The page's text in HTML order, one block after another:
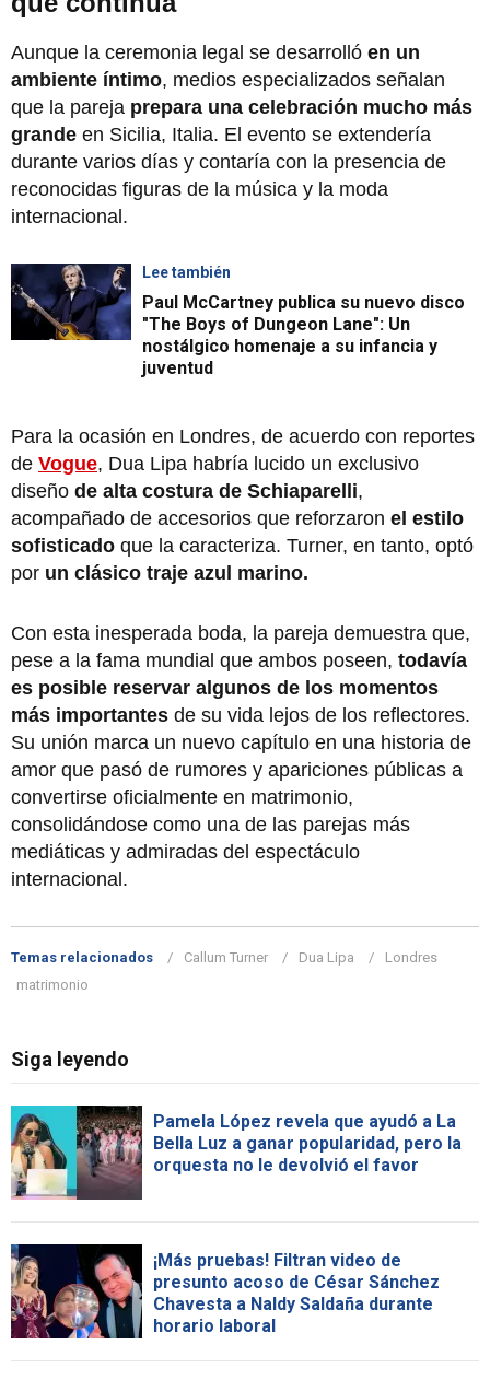
Aunque la ceremonia legal se desarrolló en un
ambiente íntimo, medios especializados señalan
que la pareja prepara una celebración mucho más
grande en Sicilia, Italia. El evento se extendería
durante varios días y contaría con la presencia de
reconocidas figuras de la música y la moda
internacional.
Lee también
Paul McCartney publica su nuevo disco
"The Boys of Dungeon Lane": Un
nostálgico homenaje a su infancia y
juventud
Para la ocasión en Londres, de acuerdo con reportes
de Vogue, Dua Lipa habría lucido un exclusivo
diseño de alta costura de Schiaparelli,
acompañado de accesorios que reforzaron el estilo
sofisticado que la caracteriza. Turner, en tanto, optó
por un clásico traje azul marino.
Con esta inesperada boda, la pareja demuestra que,
pese a la fama mundial que ambos poseen, todavía
es posible reservar algunos de los momentos
más importantes de su vida lejos de los reflectores.
Su unión marca un nuevo capítulo en una historia de
amor que pasó de rumores y apariciones públicas a
convertirse oficialmente en matrimonio,
consolidándose como una de las parejas más
mediáticas y admiradas del espectáculo
internacional.
Temas relacionados Callum Turner Dua Lipa
Londres
matrimonio
Siga leyendo
Pamela López revela que ayudó a La
Bella Luz a ganar popularidad, pero la
orquesta no le devolvió el favor
¡Más pruebas! Filtran video de
presunto acoso de César Sánchez
Chavesta a Naldy Saldaña durante
horario laboral